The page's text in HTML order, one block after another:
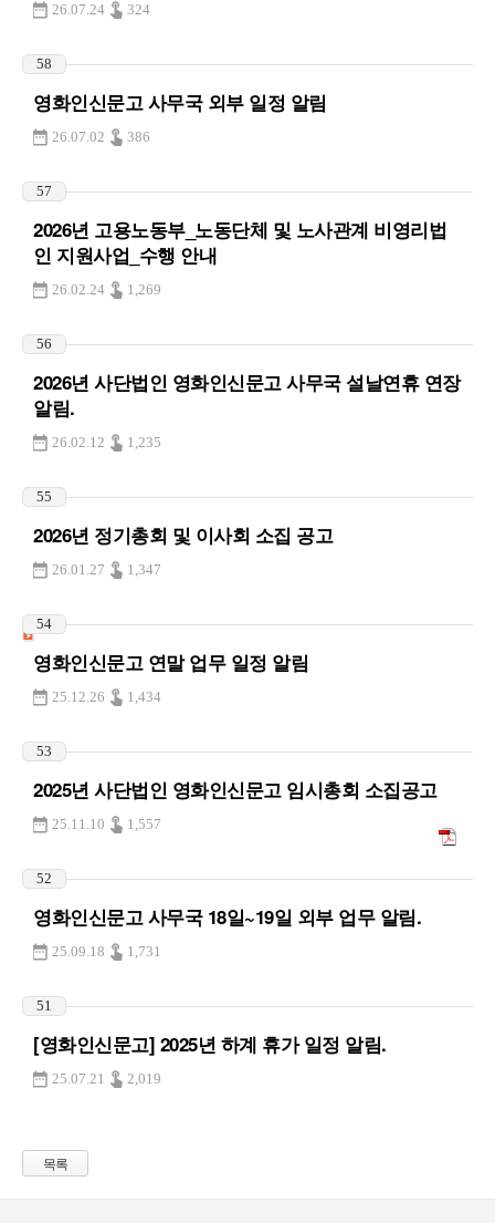
26.07.24 324
58
영화인신문고 사무국 외부 일정 알림
26.07.02 386
57
2026년 고용노동부_노동단체 및 노사관계 비영리법
인 지원사업_수행 안내
26.02.24 1,269
56
2026년 사단법인 영화인신문고 사무국 설날연휴 연장
알림.
26.02.12 1,235
55
2026년 정기총회 및 이사회 소집 공고
26.01.27 1,347
54
영화인신문고 연말 업무 일정 알림
25.12.26 1,434
53
2025년 사단법인 영화인신문고 임시총회 소집공고
25.11.10 1,557
52
영화인신문고 사무국 18일~19일 외부 업무 알림.
25.09.18 1,731
51
[영화인신문고] 2025년 하계 휴가 일정 알림.
25.07.21 2,019
목록